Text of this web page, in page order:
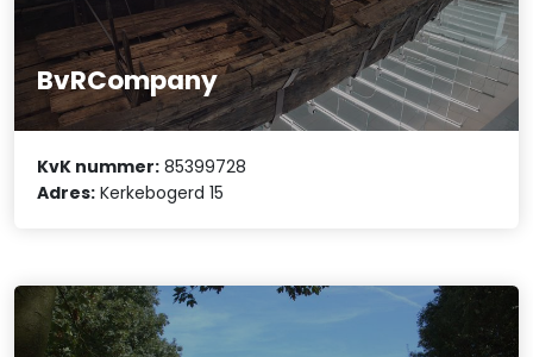
BvRCompany
KvK nummer: 85399728
Adres: Kerkebogerd 15